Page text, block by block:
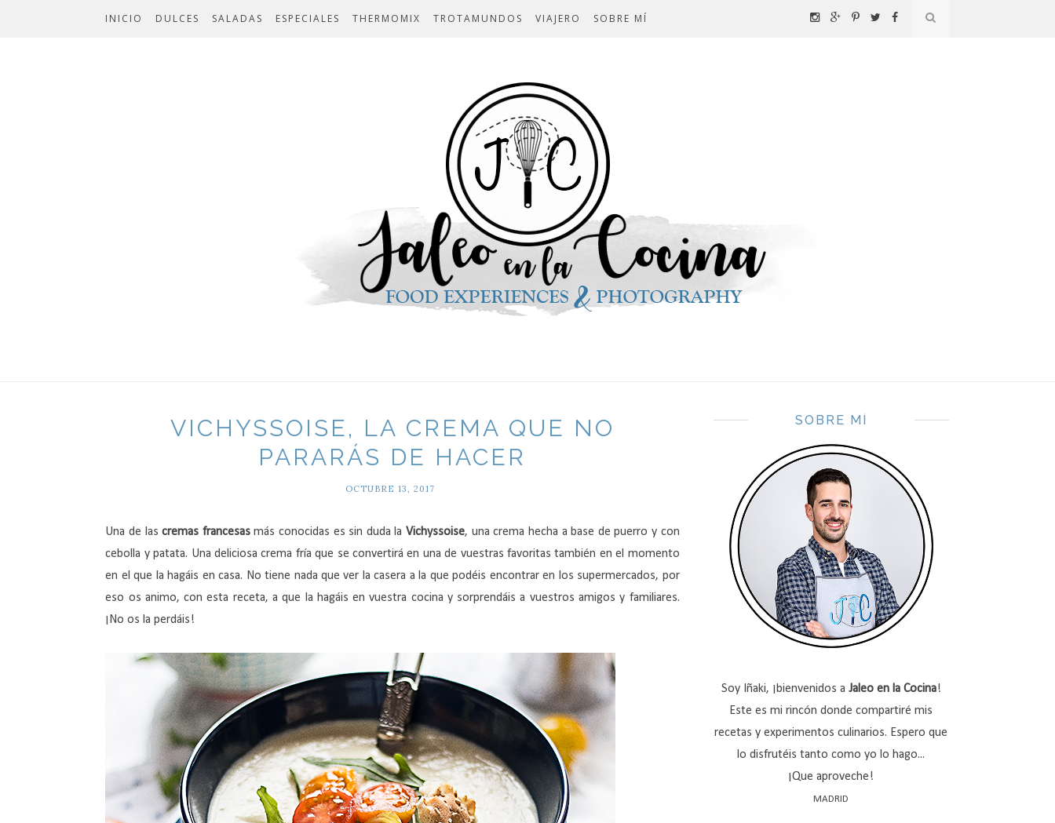
INICIO DULCES SALADAS ESPECIALES THERMOMIX TROTAMUNDOS VIAJERO SOBRE MÍ
VICHYSSOISE, LA CREMA QUE NO
PARARÁS DE HACER
OCTUBRE 13, 2017
Una de lascremas francesasmás conocidas es sin duda laVichyssoise, una crema hecha a base de puerro y con
cebolla y patata. Una deliciosa crema fría que se convertirá en una de vuestras favoritas también en el momento
en el que la hagáis en casa. No tiene nada que ver la casera a la que podéis encontrar en los supermercados, por
eso os animo, con esta receta, a que la hagáis en vuestra cocina y sorprendáis a vuestros amigos y familiares.
¡No os la perdáis!
SOBRE MÍ
Soy Iñaki, ¡bienvenidos a Jaleo en la Cocina!
Este es mi rincón donde compartiré mis
recetas y experimentos culinarios. Espero que
lo disfrutéis tanto como yo lo hago...
¡Que aproveche!
MADRID